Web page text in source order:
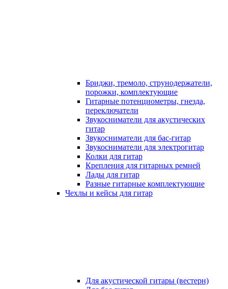
Бриджи, тремоло, струнодержатели,
порожки, комплектующие
Гитарные потенциометры, гнезда,
переключатели
Звукосниматели для акустических
гитар
Звукосниматели для бас-гитар
Звукосниматели для электрогитар
Колки для гитар
Крепления для гитарных ремней
Лады для гитар
Разные гитарные комплектующие
Чехлы и кейсы для гитар
Для акустической гитары (вестерн)